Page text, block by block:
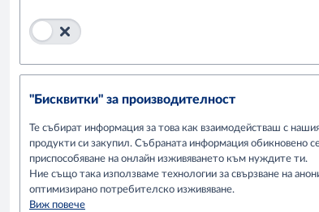
"Бисквитки" за производителност
Te събират информация за това как взаимодействаш с
продукти си закупил. Събраната информация обикновено
приспособяване на онлайн изживяването към нуждите ти.
Ние също така използваме технологии за свързване на
оптимизирано потребителско изживяване.
Виж повече